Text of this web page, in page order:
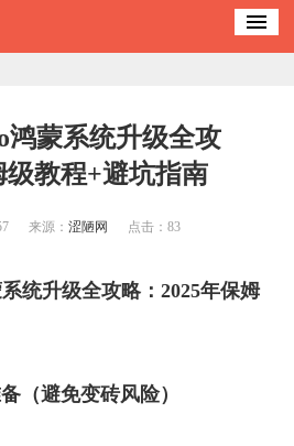
鸿蒙系统升级全攻
级教程+避坑指南
来源： 涩陋网 点击： 83
统升级全攻略：2025年保姆
（避免变砖风险）